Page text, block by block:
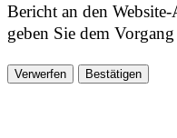
Bericht an den
geben Sie dem
Bestätigen